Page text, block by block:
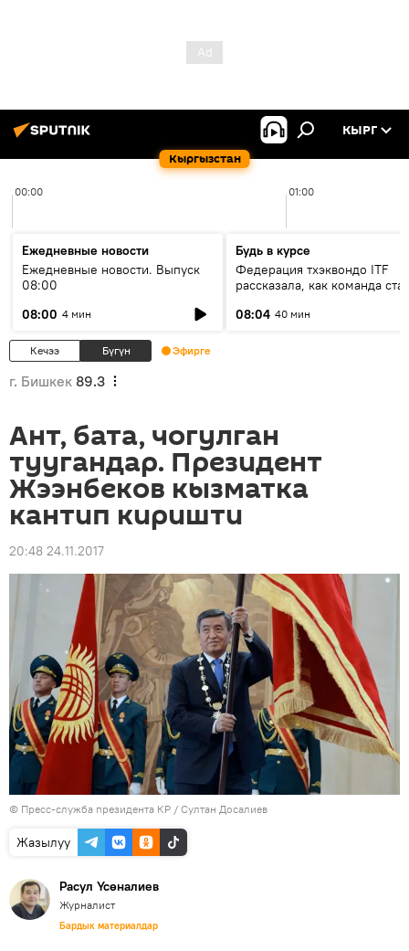
Кыргызстан
КЫРГ
00:00 01:00
Ежедневные новости
Ежедневные новости. Выпуск
08:00
08:00 4 мин
Будь в курсе
Федерация тхэквондо ITF
рассказала, как команда
08:04 40 мин
Кечээ Бүгүн Эфирге
г. Бишкек 89.3
Ант, бата, чогулган
туугандар. Президент
Жээнбеков кызматка
кантип киришти
20:48 24.11.2017
© Пресс-служба президента КР / Султан Досалиев
Жазылуу
Расул Үсөналиев
Журналист
Бардык материалдар